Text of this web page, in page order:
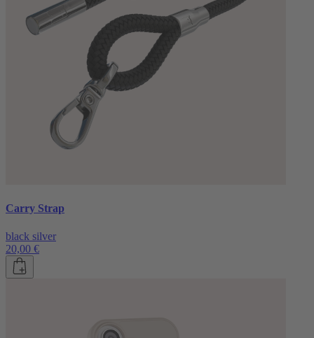
Carry Strap
black silver
20,00 €